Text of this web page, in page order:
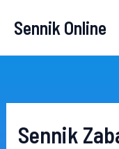
Sennik Online
Sennik